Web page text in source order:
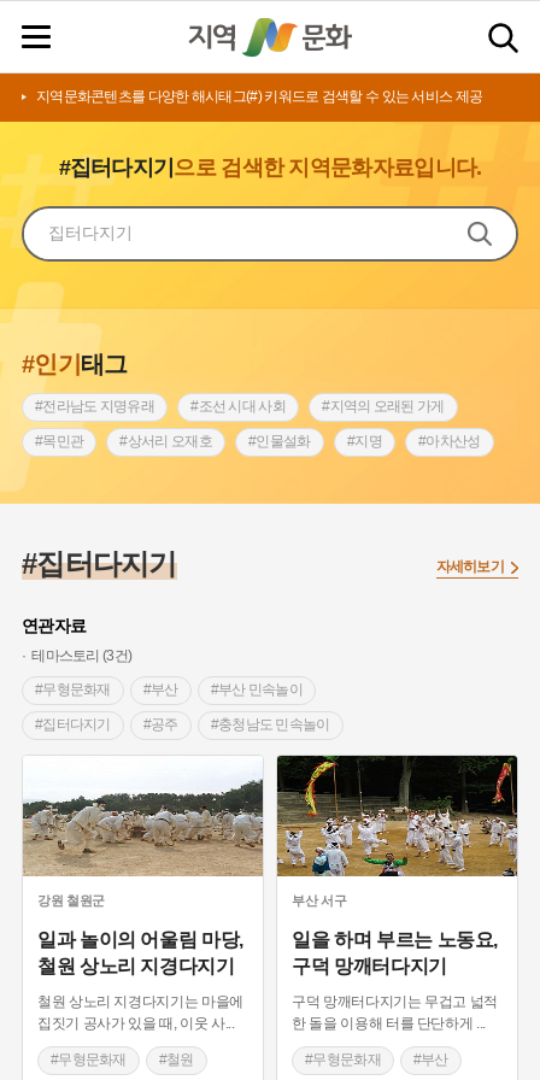
지역문화콘텐츠를 다양한 해시태그(#) 키워드로 검색할 수 있는 서비스 제공
#집터다지기 으로 검색한 지역문화자료입니다.
#인기태그
#전라남도 지명유래 #조선 시대 사회 #지역의 오래된 가게
#목민관 #상서리 오재호 #인물설화 #지명 #아차산성
#갯벌 #강감찬 #남자현
#대한민국임시정부
#조선역사
#김마리아 #박물관 #바보온달
#생활용품 #장군 #조선시대 문신 #백년가게
#경기도설화 #임시의정원 #영산강 #문화유산 #황해도
#부산 #풍속 #의병활동 #빵지순례
#지역의 설화 #동의보감 #28독립선언 #지명유래
#여성 독립운동가 #영산포 #전설 #징채 #독립운동가
#동화 #단지 #온라인 생활사박물관
#온달 #여성독립운동가 #고구려 #산성 #한의학
#외성 #용인 #여성의원 #왕건
#집터다지기
연관자료
테마스토리 (3건)
#무형문화재
#부산 #부산 민속놀이
#집터다지기 #공주 #충청남도 민속놀이
#철원 #강원도 민속놀이
자세히보기
강원 철원군
일과 놀이의 어울림 마당,
철원 상노리 지경다지기
철원 상노리 지경다지기는 마을에
집짓기 공사가 있을 때, 이웃 사...
#무형문화재 #철원
부산서구
일을 하며 부르는 노동요,
구덕 망깨터다지기
구덕 망깨터다지기는 무겁고 넓적
한 돌을 이용해 터를 단단하게
#무형문화재 #부산